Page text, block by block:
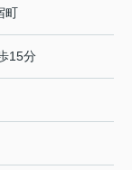
町
15分